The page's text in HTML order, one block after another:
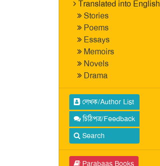
Translated into English
Stories
Poems
Essays
Memoirs
Novels
Drama
লেখক/Author List
চিঠিপত্র/Feedback
Search
Parabaas Books